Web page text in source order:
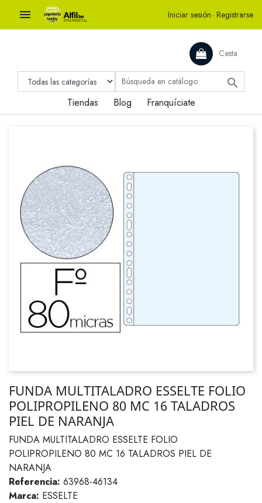
 Iniciar sesión · Registrarse
Cesta

Tiendas Blog Franquíciate
FUNDA MULTITALADRO ESSELTE FOLIO
POLIPROPILENO 80 MC 16 TALADROS
PIEL DE NARANJA
FUNDA MULTITALADRO ESSELTE FOLIO
POLIPROPILENO 80 MC 16 TALADROS PIEL DE
NARANJA
Referencia: 63968-46134
Marca: ESSELTE